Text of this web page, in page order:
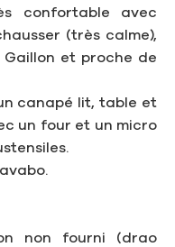
confortable avec
(très calme),
et proche de
canapé lit, table et
un four et un micro
non fourni (drao